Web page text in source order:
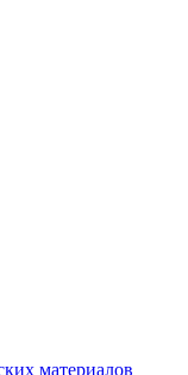
материалов